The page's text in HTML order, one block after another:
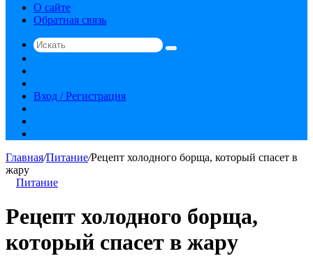
О сайте
Обратная связь
Искать
статья
Вход / Регистрация
Главная/Питание/Рецепт холодного борща, который спасет в
жару
Питание
Рецепт холодного борща,
который спасет в жару